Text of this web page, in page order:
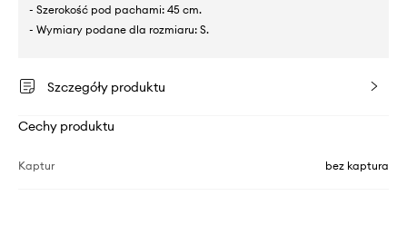
- Szerokość pod pachami: 45 cm.
- Wymiary podane dla rozmiaru: S.
Szczegóły produktu
Cechy produktu
Kaptur bez kaptura